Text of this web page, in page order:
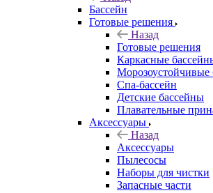
Бассейн
Готовые решения
Назад
Готовые решения
Каркасные
Морозоустойчивые
Спа-бассейн
Детские бассейны
Плавательные
Аксессуары
Назад
Аксессуары
Пылесосы
Наборы для чистки
Запасные части